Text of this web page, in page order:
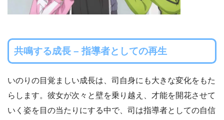
共鳴する成長 – 指導者としての再生
いのりの目覚ましい成長は、司自身にも大きな変化をもた
らします。彼女が次々と壁を乗り越え、才能を開花させて
いく姿を目の当たりにする中で、司は指導者としての自信